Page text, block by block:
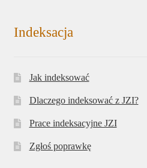
Indeksacja
Jak indeksować
Dlaczego indeksować z JZI?
Prace indeksacyjne JZI
Zgłoś poprawkę